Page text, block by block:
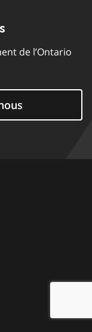
de l’Ontario